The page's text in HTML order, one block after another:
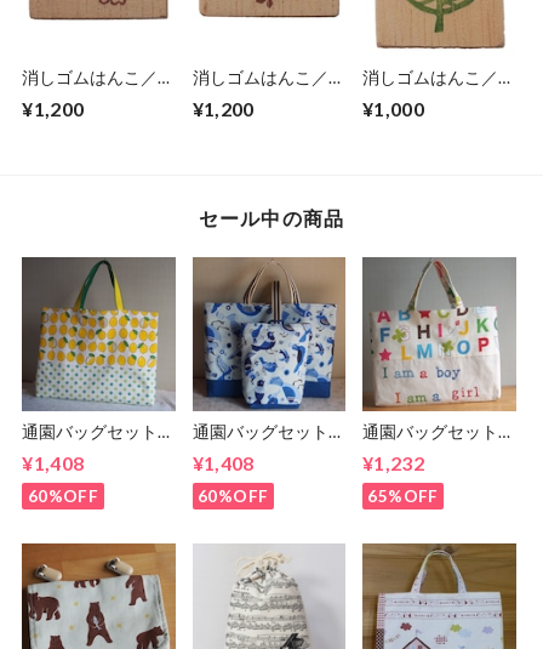
消しゴムはんこ／花
(１) (1-32)
¥1,200
消しゴムはんこ／花
(２) (1-33)
¥1,200
消しゴムはんこ／ま
るい木 (1-25)
¥1,000
セール中の商品
通園バッグセット／
本バッグ(5-155)
¥1,408
60%OFF
通園バッグセット／
セット(5-179)
¥1,408
60%OFF
通園バッグセット／
文の絵本バッグ(5-
65)
¥1,232
65%OFF